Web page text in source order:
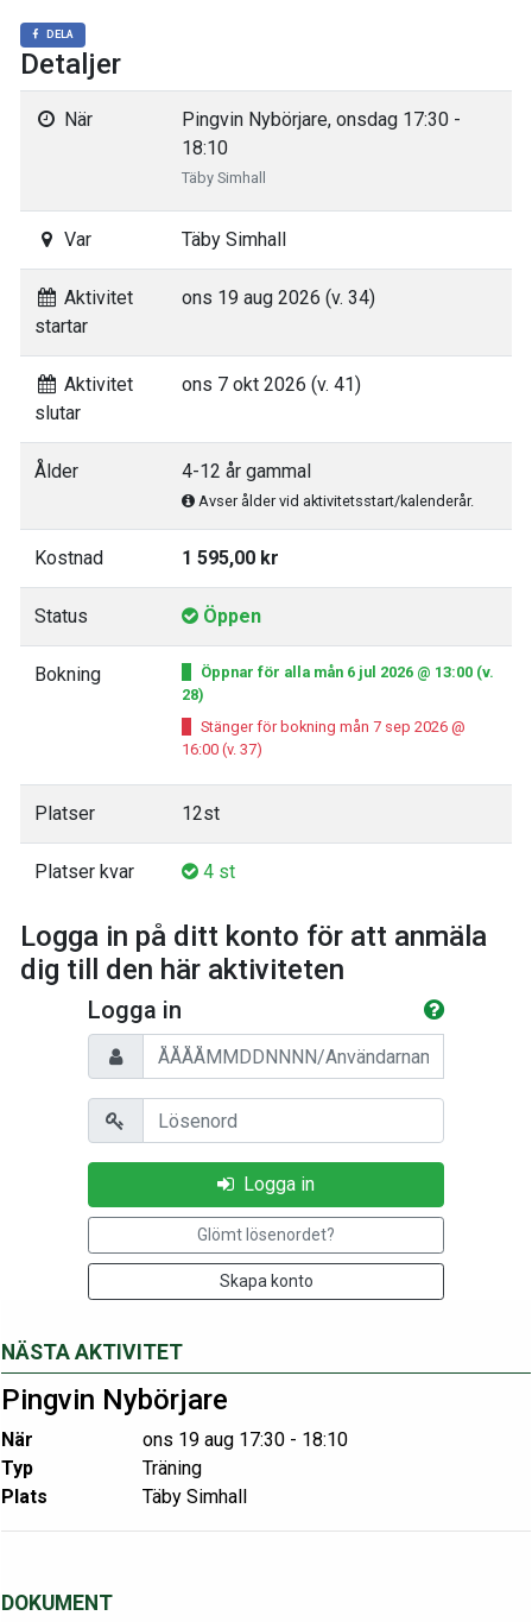
NÄSTA AKTIVITET
Pingvin Nybörjare
När
ons 19 aug 17:30 - 18:10
Typ
Träning
Plats
Täby Simhall
DOKUMENT
DELA
Detaljer
När
Pingvin Nybörjare, onsdag 17:30 -
18:10
Täby Simhall
Var Täby Simhall
Aktivitet
startar
ons 19 aug 2026 (v. 34)
Aktivitet
slutar
ons 7 okt 2026 (v. 41)
Ålder 4-12 år gammal
Avser ålder vid aktivitetsstart/kalenderår.
Kostnad 1 595,00 kr
Status Öppen
Bokning
Öppnar för alla mån 6 jul 2026 @ 13:00 (v.
28)
Stänger för bokning mån 7 sep 2026 @
16:00 (v. 37)
Platser 12st
Platser kvar 4 st
Logga in på ditt konto för att anmäla
dig till den här aktiviteten
Logga in
Personnummer/Användarnamn
Lösenord
Logga in
Glömt lösenordet?
Skapa konto